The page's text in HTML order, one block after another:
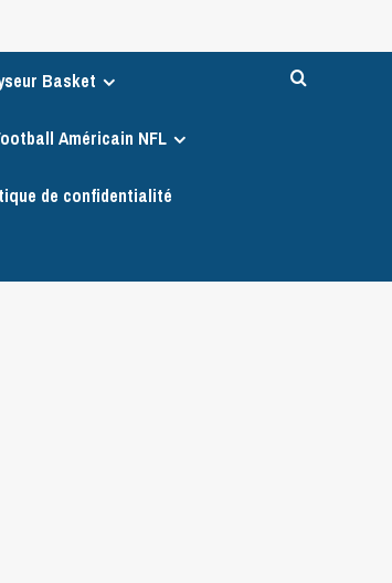
Basket
Américain NFL
de confidentialité